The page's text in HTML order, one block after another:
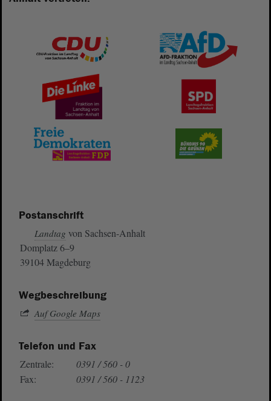
Postanschrift
Landtag von Sachsen-Anhalt
Domplatz 6–9
39104 Magdeburg
Wegbeschreibung
Auf Google Maps
Telefon und Fax
Zentrale:
0391 / 560 - 0
Fax:
0391 / 560 - 1123